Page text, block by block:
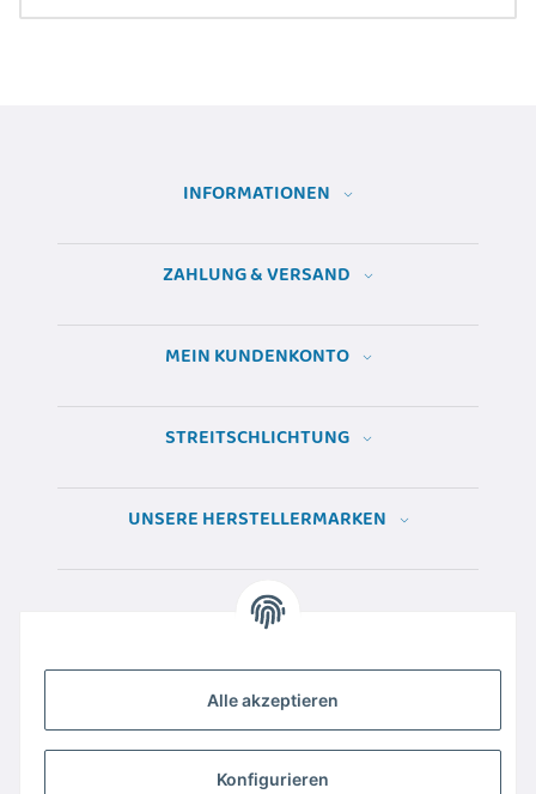
Alle akzeptieren
Konfigurieren
INFORMATIONEN
ZAHLUNG & VERSAND
MEIN KUNDENKONTO
STREITSCHLICHTUNG
UNSERE HERSTELLERMARKEN